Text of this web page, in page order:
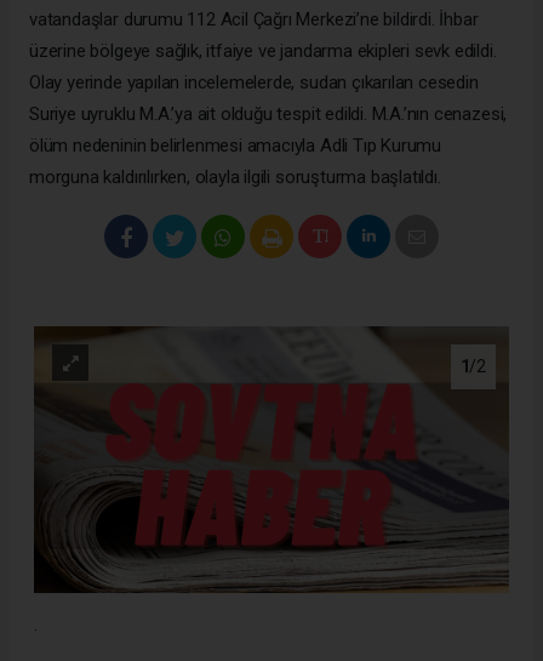
vatandaşlar durumu 112 Acil Çağrı Merkezi’ne bildirdi. İhbar
üzerine bölgeye sağlık, itfaiye ve jandarma ekipleri sevk edildi.
Olay yerinde yapılan incelemelerde, sudan çıkarılan cesedin
Suriye uyruklu M.A.’ya ait olduğu tespit edildi. M.A.’nın cenazesi,
ölüm nedeninin belirlenmesi amacıyla Adli Tıp Kurumu
morguna kaldırılırken, olayla ilgili soruşturma başlatıldı.
1 /2
.